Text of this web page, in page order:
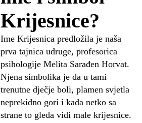
Krijesnice?
Ime Krijesnica predložila je naša
prva tajnica udruge, profesorica
psihologije Melita Sarađen Horvat.
Njena simbolika je da u tami
trenutne dječje boli, plamen svjetla
neprekidno gori i kada netko sa
strane to gleda vidi male krijesnice.